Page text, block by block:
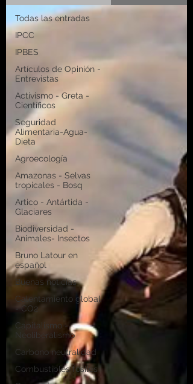
Todas las entradas
IPCC
IPBES
Artículos de Opinión -
Entrevistas
Activismo - Greta -
Científicos
Seguridad
Alimentaria-Agua-
Dieta
Agroecología
Amazonas - Selvas
tropicales - Bosq
Artico - Antártida -
Glaciares
Biodiversidad -
Animales- Insectos
Bruno Latour en
español
Buenas noticias
Calentamiento global
- CO2
Capitalismo -
Neoliberalismo
Carbono neutralidad
Combustibles fósiles